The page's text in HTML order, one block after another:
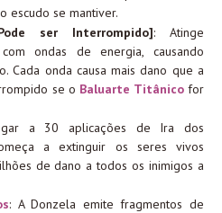
escudo se mantiver.
ser Interrompido]: Atinge
ondas de energia, causando
Cada onda causa mais dano que a
se o Baluarte Titânicofor
a 30 aplicações de Ira dos
a extinguir os seres vivos
de dano a todos os inimigos a
: A Donzela emite fragmentos de